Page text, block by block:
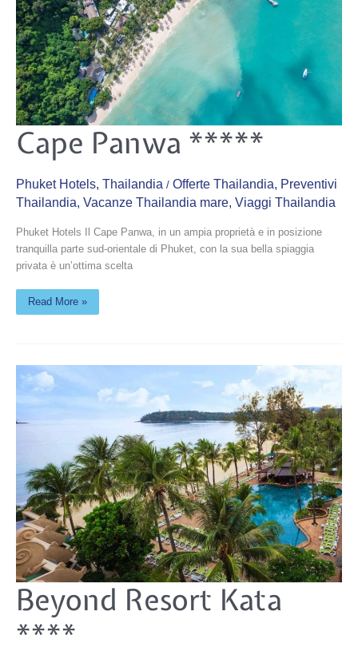
Cape Panwa *****
Phuket Hotels, Thailandia / Offerte Thailandia, Preventivi
Thailandia, Vacanze Thailandia mare, Viaggi Thailandia
Phuket Hotels Il Cape Panwa, in un ampia proprietà e in posizione
tranquilla parte sud-orientale di Phuket, con la sua bella spiaggia
privata è un’ottima scelta
Cape
Panwa
*****
Read More »
Beyond Resort Kata
****
Beyond
Resort
Kata
****